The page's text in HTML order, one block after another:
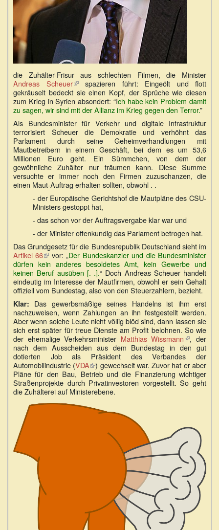
die Zuhälter-Frisur aus schlechten Filmen, die Minister
Andreas Scheuer(Link
ist
extern)
spazieren führt: Eingeölt und flott
gekräuselt bedeckt sie einen Kopf, der Sprüche wie diesen
zum Krieg in Syrien absondert: “Ich habe kein Problem damit
zu sagen, wir sind mit der Allianz im Krieg gegen den Terror.”
Als Bundesminister für Verkehr und digitale Infrastruktur
terrorisiert Scheuer die Demokratie und verhöhnt das
Parlament durch seine Geheimverhandlungen mit
Mautbetreibern in einem Geschäft, bei dem es um 53,6
Millionen Euro geht. Ein Sümmchen, von dem der
gewöhnliche Zuhälter nur träumen kann. Diese Summe
versuchte er immer noch den Firmen zuzuschanzen, die
einen Maut-Auftrag erhalten sollten, obwohl . .
- der Europäische Gerichtshof die Mautpläne des CSU-
Ministers gestoppt hat,
- das schon vor der Auftragsvergabe klar war und
- der Minister offenkundig das Parlament betrogen hat.
Das Grundgesetz für die Bundesrepublik Deutschland sieht im
Artikel 66(Link
ist
extern)
vor: „Der Bundeskanzler und die Bundesminister
dürfen kein anderes besoldetes Amt, kein Gewerbe und
keinen Beruf ausüben [. .].“ Doch Andreas Scheuer handelt
eindeutig im Interesse der Mautfirmen, obwohl er sein Gehalt
offiziell vom Bundestag, also von den Steuerzahlern, bezieht.
Klar: Das gewerbsmäßige seines Handelns ist ihm erst
nachzuweisen, wenn Zahlungen an ihn festgestellt werden.
Aber wenn solche Leute nicht völlig blöd sind, dann lassen sie
sich erst später für treue Dienste am Profit belohnen. So wie
der ehemalige Verkehrsminister Matthias Wissmann(Link
ist
extern)
, der
nach dem Ausscheiden aus dem Bundestag in den gut
dotierten Job als Präsident des Verbandes der
Automobilindustrie (VDA(Link
ist
extern)
) gewechselt war. Zuvor hat er aber
Pläne für den Bau, Betrieb und die Finanzierung wichtiger
Straßenprojekte durch Privatinvestoren vorgestellt. So geht
die Zuhälterei auf Ministerebene.